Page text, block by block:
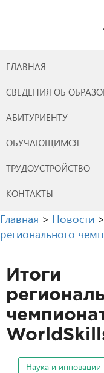
ГЛАВНАЯ
СВЕДЕНИЯ ОБ
АБИТУРИЕНТУ
ОБУЧАЮЩИМСЯ
ТРУДОУСТРОЙСТВО
КОНТАКТЫ
Главная > Новости >
регионального
Итоги
Наука и инновации